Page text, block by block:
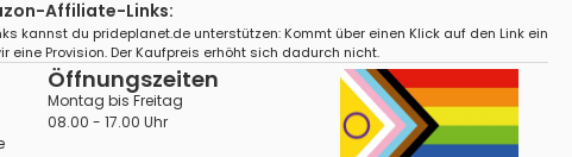
Affiliate-Links:
kannst du prideplanet.de unterstützen: Kommt über einen Klick auf den Link ein
eine Provision. Der Kaufpreis erhöht sich dadurch nicht.
Öffnungszeiten
Montag bis Freitag
08.00 - 17.00 Uhr